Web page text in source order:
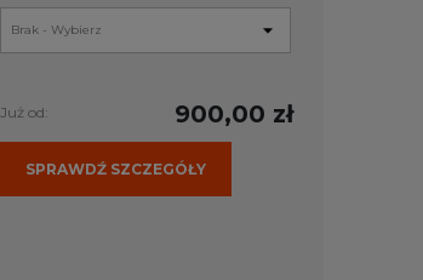
Już od: 900,00 zł
SPRAWDŹ SZCZEGÓŁY